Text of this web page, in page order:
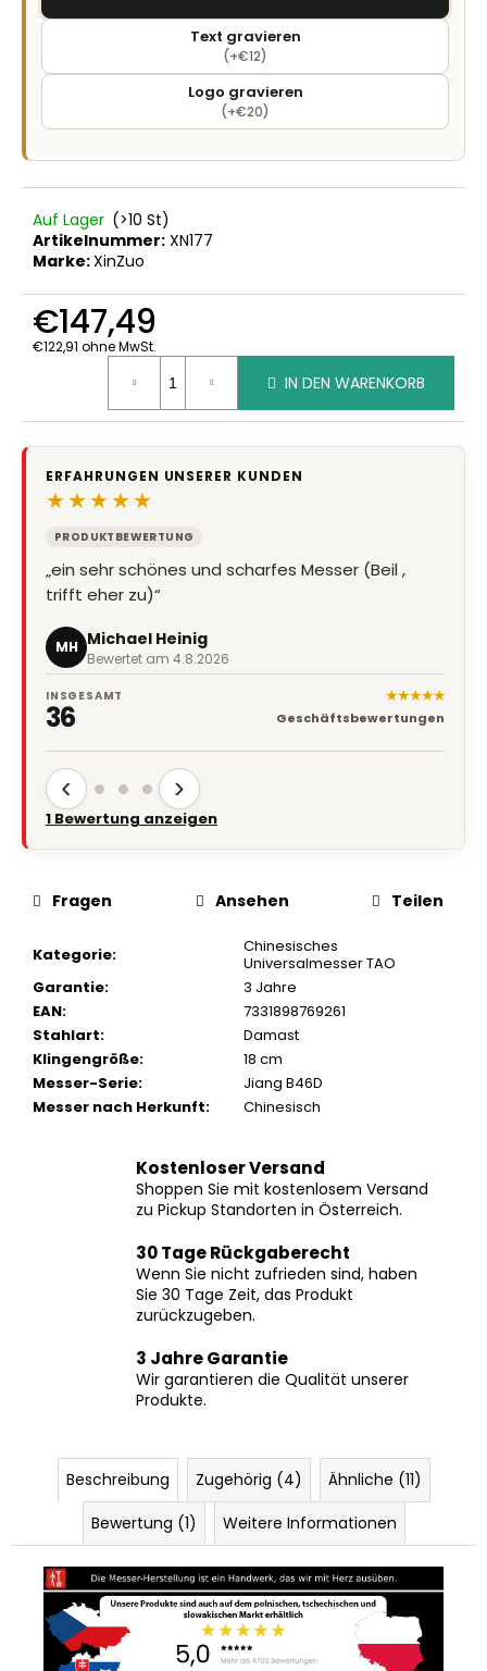
Text gravieren
(+€12)
Logo gravieren
(+€20)
Auf Lager (>10 St)
Artikelnummer: XN177
Marke:XinZuo
€147,49
€122,91 ohne MwSt.
IN DEN WARENKORB
ERFAHRUNGEN UNSERER KUNDEN
★★★★★
PRODUKTBEWERTUNG
„ein sehr schönes und scharfes Messer (Beil ,
trifft eher zu)“
MH Michael Heinig
Bewertet am 4.8.2026
GESCHÄFTSBEWERTUNG
„Shop hat mich positiv beeindruckt. Ich habe
etwas zum Gravieren hochgeladen und bestellt.
SO Stefan O.
INSGESAMT
36
★★★★★
‹ ›
Kategorie
Chinesisches
Universalmesser TAO
Garantie
3 Jahre
EAN:
7331898769261
Stahlart:
Damast
Klingengröße:
18 cm
Messer-Serie:
Jiang B46D
Kostenloser Versand
Shoppen Sie mit kostenlosem Versand
30 Tage Rückgaberecht
Wenn Sie nicht zufrieden sind, haben
Sie 30 Tage Zeit, das Produkt
3 Jahre Garantie
Wir garantieren die Qualität unserer
Beschreibung Zugehörig (4)
Ähnliche (11)
Bewertung (1)
Weitere Informationen